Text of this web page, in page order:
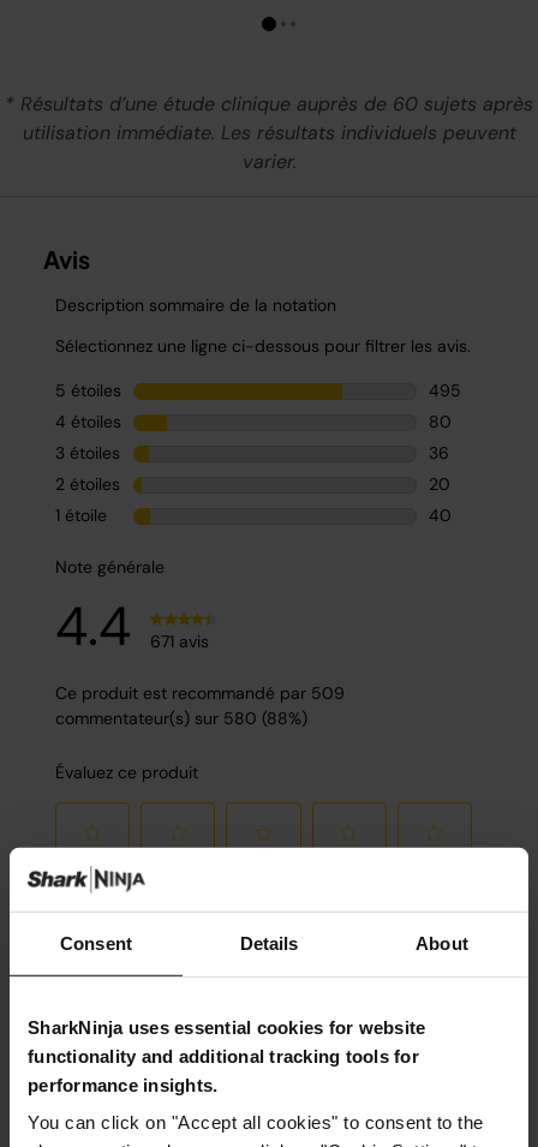
Consent Details About
SharkNinja uses essential cookies for website
functionality and additional tracking tools for
performance insights.
You can click on "Accept all cookies" to consent to the
* Résultats d’une étude clinique auprès de 60 sujets après
utilisation immédiate. Les résultats individuels peuvent
varier.